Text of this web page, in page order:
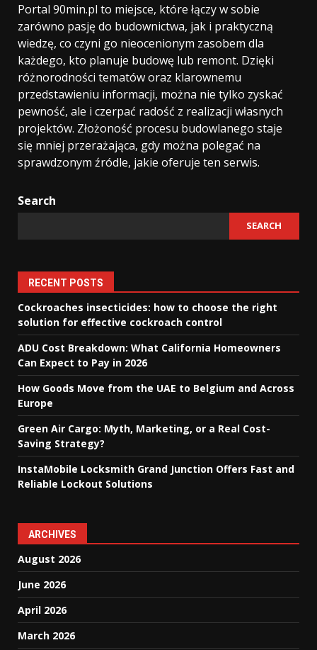
Portal 90min.pl to miejsce, które łączy w sobie
zarówno pasję do budownictwa, jak i praktyczną
wiedzę, co czyni go nieocenionym zasobem dla
każdego, kto planuje budowę lub remont. Dzięki
różnorodności tematów oraz klarownemu
przedstawieniu informacji, można nie tylko zyskać
pewność, ale i czerpać radość z realizacji własnych
projektów. Złożoność procesu budowlanego staje
się mniej przerażająca, gdy można polegać na
sprawdzonym źródle, jakie oferuje ten serwis.
Search
SEARCH
RECENT POSTS
Cockroaches insecticides: how to choose the right
solution for effective cockroach control
ADU Cost Breakdown: What California Homeowners
Can Expect to Pay in 2026
How Goods Move from the UAE to Belgium and Across
Europe
Green Air Cargo: Myth, Marketing, or a Real Cost-
Saving Strategy?
InstaMobile Locksmith Grand Junction Offers Fast and
Reliable Lockout Solutions
ARCHIVES
August 2026
June 2026
April 2026
March 2026